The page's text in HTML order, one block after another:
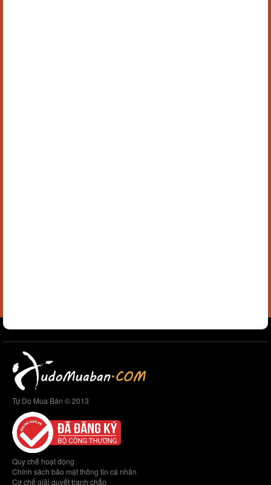
Tự Do Mua Bán © 2013
Quy chế hoạt động
Chính sách bảo mật thông tin cá nhân
Cơ chế giải quyết tranh chấp